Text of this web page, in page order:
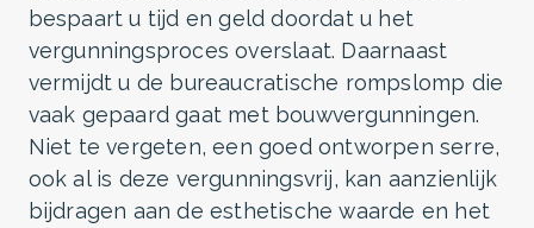
bespaart u tijd en geld doordat u het
vergunningsproces overslaat. Daarnaast
vermijdt u de bureaucratische rompslomp die
vaak gepaard gaat met bouwvergunningen.
Niet te vergeten, een goed ontworpen serre,
ook al is deze vergunningsvrij, kan aanzienlijk
bijdragen aan de esthetische waarde en het